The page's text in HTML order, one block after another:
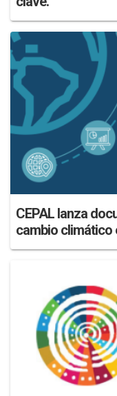
CEPAL lanza
cambio climático